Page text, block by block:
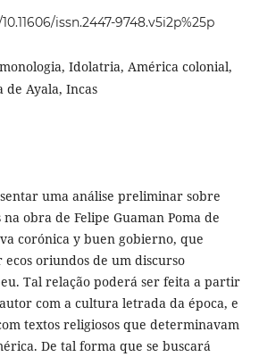
issn.2447-9748.v5i2p%25p
Idolatria, América colonial,
de Ayala, Incas
uma análise preliminar sobre
obra de Felipe Guaman Poma de
corónica y buen gobierno, que
oriundos de um discurso
Tal relação poderá ser feita a partir
com a cultura letrada da época, e
textos religiosos que determinavam
De tal forma que se buscará